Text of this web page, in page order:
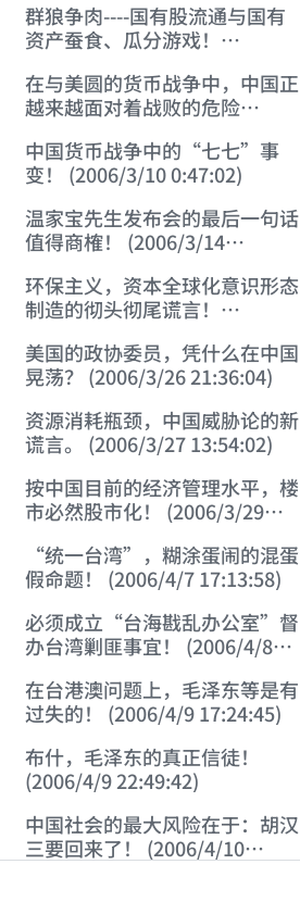
群狼争肉----国有股流通与国有
资产蚕食、瓜分游戏！
在与美圆的货币战争中，中国正
越来越面对着战败的危险
中国货币战争中的“七七”事
变！ (2006/3/10 0:47:02)
温家宝先生发布会的最后一句话
值得商榷！ (2006/3/14
环保主义，资本全球化意识形态
制造的彻头彻尾谎言！
美国的政协委员，凭什么在中国
晃荡？ (2006/3/26 21:36:04)
资源消耗瓶颈，中国威胁论的新
谎言。 (2006/3/27 13:54:02)
按中国目前的经济管理水平，楼
市必然股市化！ (2006/3/29
“统一台湾”，糊涂蛋闹的混蛋
假命题！ (2006/4/7 17:13:58)
必须成立“台海戡乱办公室”督
办台湾剿匪事宜！ (2006/4/8
在台港澳问题上，毛泽东等是有
过失的！ (2006/4/9 17:24:45)
布什，毛泽东的真正信徒！
(2006/4/9 22:49:42)
中国社会的最大风险在于：胡汉
三要回来了！ (2006/4/10